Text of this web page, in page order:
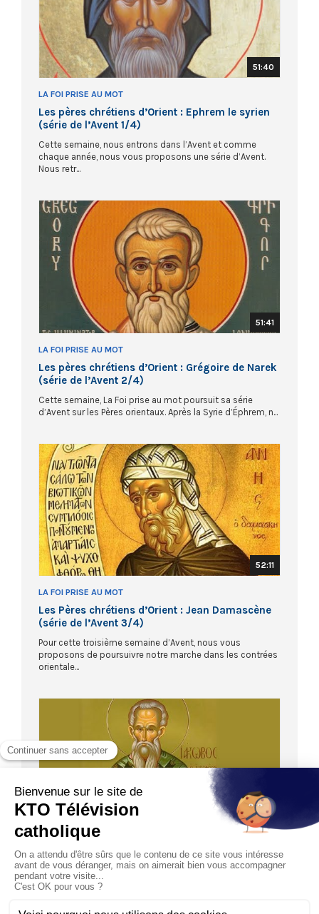
51:40
LA FOI PRISE AU MOT
Les pères chrétiens d’Orient : Ephrem le syrien
(série de l’Avent 1/4)
Cette semaine, nous entrons dans l’Avent et comme
chaque année, nous vous proposons une série d’Avent.
Nous retr...
51:41
LA FOI PRISE AU MOT
Les pères chrétiens d’Orient : Grégoire de Narek
(série de l’Avent 2/4)
Cette semaine, La Foi prise au mot poursuit sa série
d’Avent sur les Pères orientaux. Après la Syrie d’Éphrem, n...
52:11
LA FOI PRISE AU MOT
Les Pères chrétiens d’Orient : Jean Damascène
(série de l’Avent 3/4)
Pour cette troisième semaine d’Avent, nous vous
proposons de poursuivre notre marche dans les contrées
orientale...
50:57
Les Pères chrétiens d’Orient : Jacques de
Saroug (série de l’Avent 4/4)
termine sa série de l’Avent en revenant dans le domaine